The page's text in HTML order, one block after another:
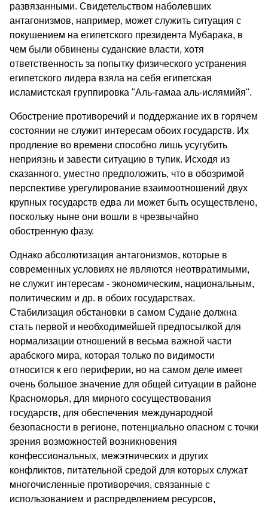
развязанными. Свидетельством наболевших
антагонизмов, например, может служить ситуация с
покушением на египетского президента Мубарака, в
чем были обвинены суданские власти, хотя
ответственность за попытку физического устранения
египетского лидера взяла на себя египетская
исламистская группировка "Аль-гамаа аль-ислямийя".
Обострение противоречий и поддержание их в горячем
состоянии не служит интересам обоих государств. Их
продление во времени способно лишь усугубить
неприязнь и завести ситуацию в тупик. Исходя из
сказанного, уместно предположить, что в обозримой
перспективе урегулирование взаимоотношений двух
крупных государств едва ли может быть осуществлено,
поскольку ныне они вошли в чрезвычайно
обостренную фазу.
Однако абсолютизация антагонизмов, которые в
современных условиях не являются неотвратимыми,
не служит интересам - экономическим, национальным,
политическим и др. в обоих государствах.
Стабилизация обстановки в самом Судане должна
стать первой и необходимейшей предпосылкой для
нормализации отношений в весьма важной части
арабского мира, которая только по видимости
относится к его периферии, но на самом деле имеет
очень большое значение для общей ситуации в районе
Красноморья, для мирного сосуществования
государств, для обеспечения международной
безопасности в регионе, потенциально опасном с точки
зрения возможностей возникновения
конфессиональных, межэтнических и других
конфликтов, питательной средой для которых служат
многочисленные противоречия, связанные с
использованием и распределением ресурсов,